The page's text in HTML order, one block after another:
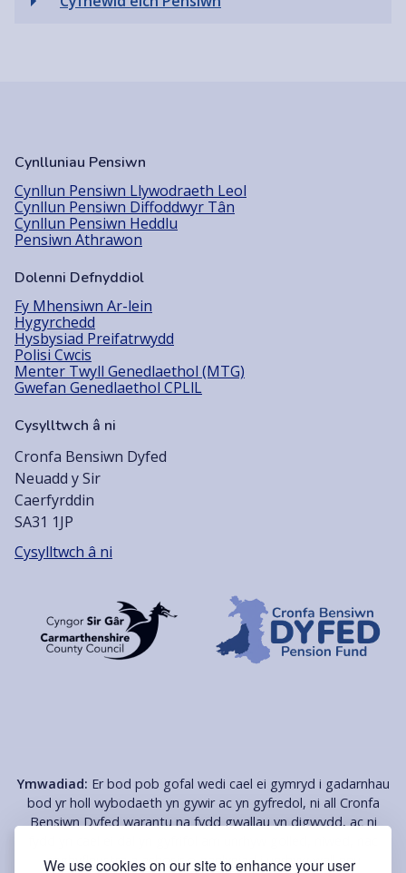
We use cookies on our site to enhance your user
Cynlluniau Pensiwn
Cynllun Pensiwn Llywodraeth Leol
Cynllun Pensiwn Diffoddwyr Tân
Cynllun Pensiwn Heddlu
Pensiwn Athrawon
Dolenni Defnyddiol
Fy Mhensiwn Ar-lein
Hygyrchedd
Hysbysiad Preifatrwydd
Polisi Cwcis
Menter Twyll Genedlaethol (MTG)
Gwefan Genedlaethol CPLlL
Cysylltwch â ni
Cronfa Bensiwn Dyfed
Neuadd y Sir
Caerfyrddin
SA31 1JP
Cysylltwch â ni
Ymwadiad: Er bod pob gofal wedi cael ei gymryd i gadarnhau
bod yr holl wybodaeth yn gywir ac yn gyfredol, ni all Cronfa
Bensiwn Dyfed warantu na fydd gwallau yn digwydd, ac ni
anghyfleustra a achosir o ganlyniad i unrhyw wall neu